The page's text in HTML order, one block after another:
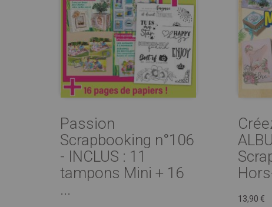
Passion
Scrapbooking n°106
- INCLUS : 11
tampons Mini + 16
...
13,90 €